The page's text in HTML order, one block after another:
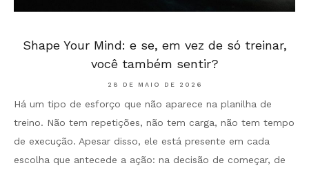
Shape Your Mind: e se, em vez de só treinar,
você também sentir?
28 DE MAIO DE 2026
Há um tipo de esforço que não aparece na planilha de
treino. Não tem repetições, não tem carga, não tem tempo
de execução. Apesar disso, ele está presente em cada
escolha que antecede a ação: na decisão de começar, de